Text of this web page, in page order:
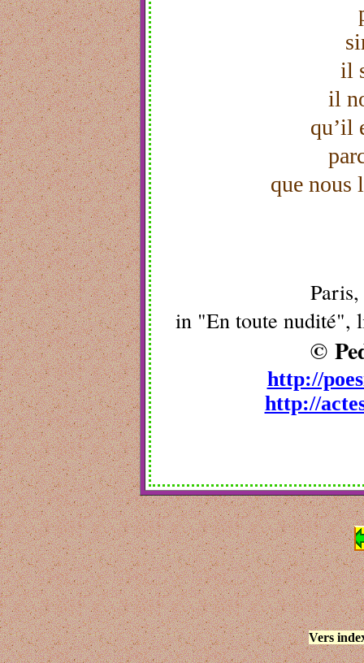
il
il
qu’il
que nous
in "En toute nudité",
©
http://
http://
Vers